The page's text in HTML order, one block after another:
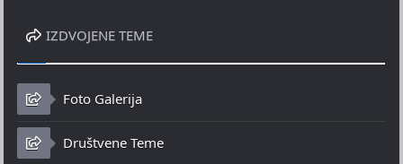
IZDVOJENE TEME
Foto Galerija
Društvene Teme